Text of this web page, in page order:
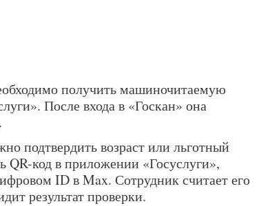
получить машиночитаемую
После входа в «Госкан» она
подтвердить возраст или льготный
QR-код в приложении «Госуслуги»,
ID в Max. Сотрудник считает его
результат проверки.